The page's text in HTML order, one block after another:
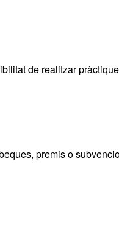
de realitzar
premis o